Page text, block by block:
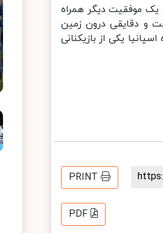
موفقیت دیگر همراه
و دقایقی درون زمین
یکی از بازیکنانی
PRINT
PDF